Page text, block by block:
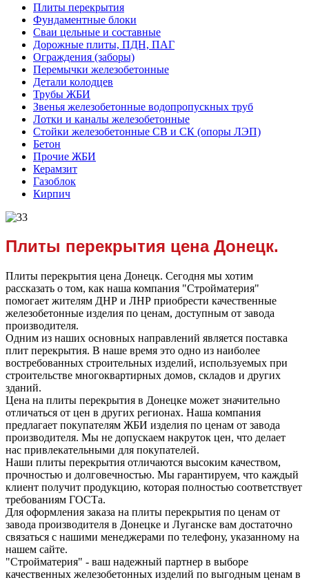
Плиты перекрытия
Фундаментные блоки
Сваи цельные и составные
Дорожные плиты, ПДН, ПАГ
Ограждения (заборы)
Перемычки железобетонные
Детали колодцев
Трубы ЖБИ
Звенья железобетонные водопропускных труб
Лотки и каналы железобетонные
Стойки железобетонные СВ и СК (опоры ЛЭП)
Бетон
Прочие ЖБИ
Керамзит
Газоблок
Кирпич
Плиты перекрытия цена Донецк.
Плиты перекрытия цена Донецк. Сегодня мы хотим
рассказать о том, как наша компания "Стройматерия"
помогает жителям ДНР и ЛНР приобрести качественные
железобетонные изделия по ценам, доступным от завода
производителя.
Одним из наших основных направлений является поставка
плит перекрытия. В наше время это одно из наиболее
востребованных строительных изделий, используемых при
строительстве многоквартирных домов, складов и других
зданий.
Цена на плиты перекрытия в Донецке может значительно
отличаться от цен в других регионах. Наша компания
предлагает покупателям ЖБИ изделия по ценам от завода
производителя. Мы не допускаем накруток цен, что делает
нас привлекательными для покупателей.
Наши плиты перекрытия отличаются высоким качеством,
прочностью и долговечностью. Мы гарантируем, что каждый
клиент получит продукцию, которая полностью соответствует
требованиям ГОСТа.
Для оформления заказа на плиты перекрытия по ценам от
завода производителя в Донецке и Луганске вам достаточно
связаться с нашими менеджерами по телефону, указанному на
нашем сайте.
"Стройматерия" - ваш надежный партнер в выборе
качественных железобетонных изделий по выгодным ценам в